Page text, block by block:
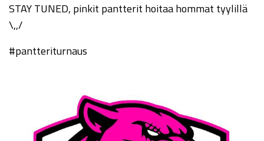
STAY TUNED, pinkit pantterit hoitaa hommat tyylillä
\,,/
#pantteriturnaus